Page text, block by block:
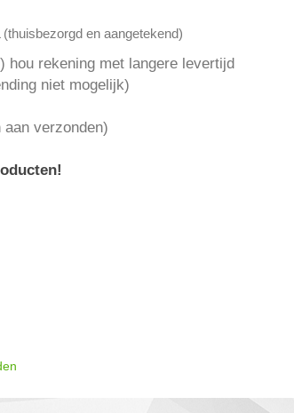
en aangetekend)
rekening met langere levertijd
niet mogelijk)
verzonden)